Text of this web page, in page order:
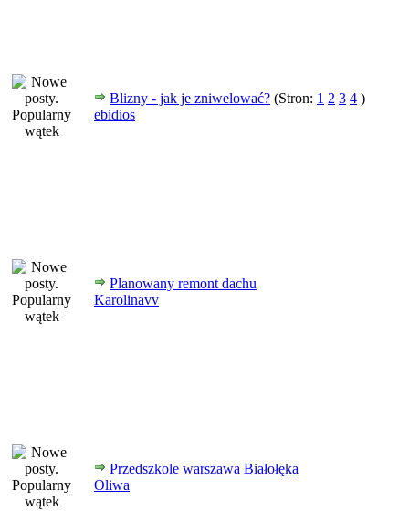
Blizny - jak je zniwelować? (Stron: 1 2 3 4 )
ebidios
Planowany remont dachu
Karolinavv
Przedszkole warszawa Białołęka
Oliwa